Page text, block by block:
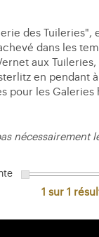
des
dans les
aux
en pendant
pour les
nécessairement
1 sur 1